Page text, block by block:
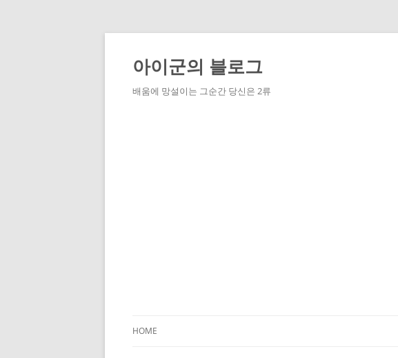
Skip
content
아이군의 블로그
배움에 망설이는 그순간 당신은 2류
HOME